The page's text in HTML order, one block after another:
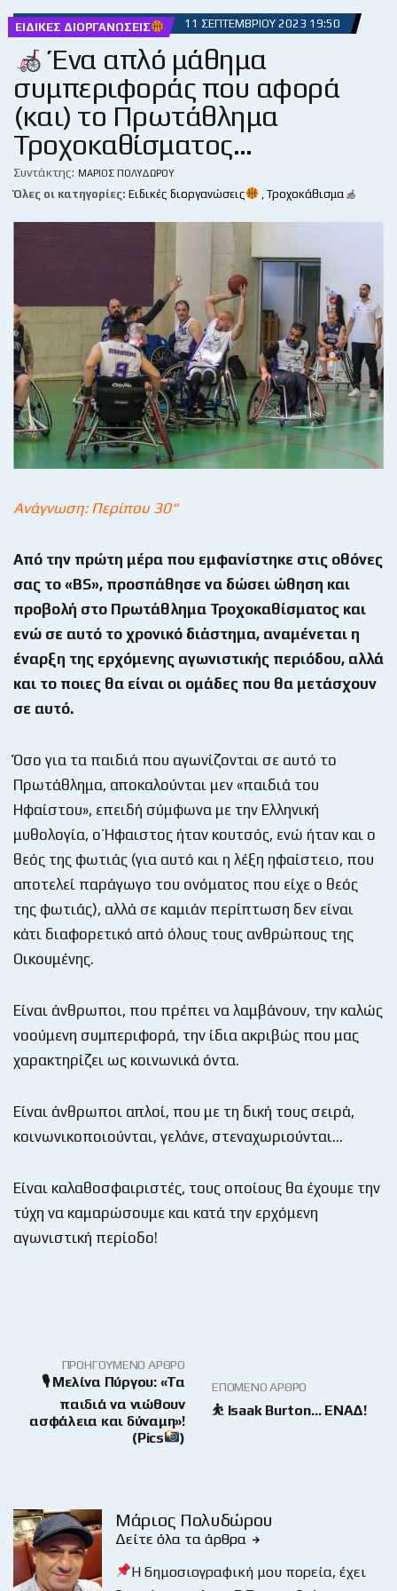
ΕΙΔΙΚΈΣ ΔΙΟΡΓΑΝΏΣΕΙΣ 11 ΣΕΠΤΕΜΒΡΊΟΥ 2023 19:50
Ένα απλό μάθημα
συμπεριφοράς που αφορά
(και) το Πρωτάθλημα
Τροχοκαθίσματος…
Συντάκτης: ΜΆΡΙΟΣ ΠΟΛΥΔΏΡΟΥ
Όλες οι κατηγορίες: Ειδικές διοργανώσεις Τροχοκάθισμα
Ανάγνωση: Περίπου 30“
Από την πρώτη μέρα που εμφανίστηκε στις οθόνες
σας το «BS», προσπάθησε να δώσει ώθηση και
προβολή στο Πρωτάθλημα Τροχοκαθίσματος και
ενώ σε αυτό το χρονικό διάστημα, αναμένεται η
έναρξη της ερχόμενης αγωνιστικής περιόδου, αλλά
και το ποιες θα είναι οι ομάδες που θα μετάσχουν
σε αυτό.
Όσο για τα παιδιά που αγωνίζονται σε αυτό το
Πρωτάθλημα, αποκαλούνται μεν «παιδιά του
Ηφαίστου», επειδή σύμφωνα με την Ελληνική
μυθολογία, ο Ήφαιστος ήταν κουτσός, ενώ ήταν και ο
θεός της φωτιάς (για αυτό και η λέξη ηφαίστειο, που
αποτελεί παράγωγο του ονόματος που είχε ο θεός
της φωτιάς), αλλά σε καμιάν περίπτωση δεν είναι
κάτι διαφορετικό από όλους τους ανθρώπους της
Οικουμένης.
Είναι άνθρωποι, που πρέπει να λαμβάνουν, την καλώς
νοούμενη συμπεριφορά, την ίδια ακριβώς που μας
χαρακτηρίζει ως κοινωνικά όντα.
Είναι άνθρωποι απλοί, που με τη δική τους σειρά,
κοινωνικοποιούνται, γελάνε, στεναχωριούνται…
Είναι καλαθοσφαιριστές, τους οποίους θα έχουμε την
τύχη να καμαρώσουμε και κατά την ερχόμενη
αγωνιστική περίοδο!
ΠΡΟΗΓΟΎΜΕΝΟ ΆΡΘΡΟ
🎙 Μελίνα Πύργου: «Τα
παιδιά να νιώθουν
ασφάλεια και δύναμη»!
(Pics
)
ΕΠΌΜΕΝΟ ΆΡΘΡΟ
⛹️ Isaak Burton… ΕΝΑΔ!
Μάριος Πολυδώρου
Δείτε όλα τα άρθρα
Η δημοσιογραφική μου πορεία, έχει